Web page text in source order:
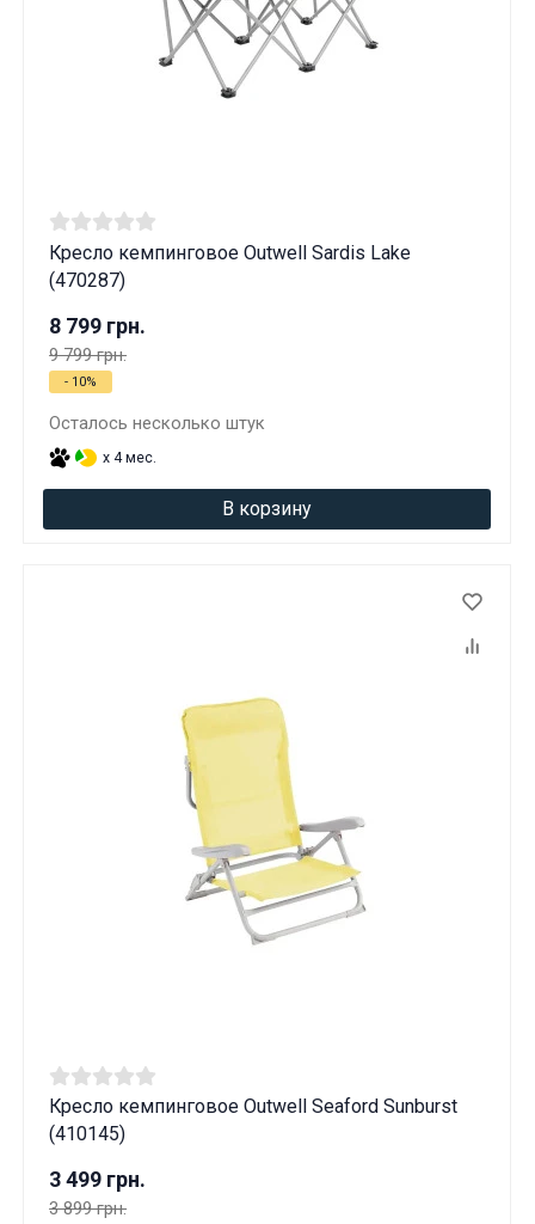
Кресло кемпинговое Outwell Sardis Lake
(470287)
8 799 грн.
9 799 грн.
- 10%
Осталось несколько штук
x 4 мес.
В корзину
Кресло кемпинговое Outwell Seaford Sunburst
(410145)
3 499 грн.
3 899 грн.